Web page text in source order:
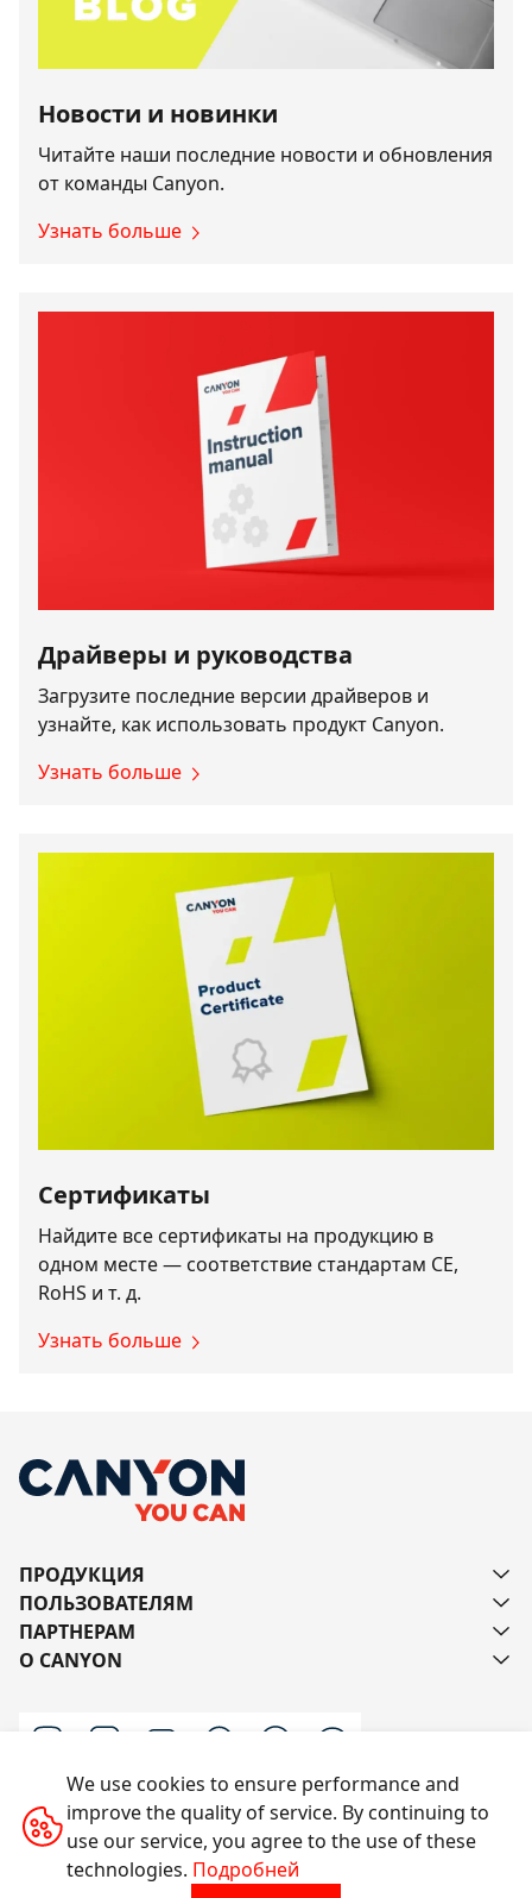
Драйверы и руководства
Загрузите последние версии драйверов и
узнайте, как использовать продукт Canyon.
Узнать больше
Новости и новинки
Читайте наши последние новости и обновления
от команды Canyon.
Узнать больше
Сертификаты
Найдите все сертификаты на продукцию в
одном месте — соответствие стандартам CE,
RoHS и т. д.
Узнать больше
ПРОДУКЦИЯ
ПОЛЬЗОВАТЕЛЯМ
ПАРТНЕРАМ
О CANYON
Напишите нам
We use cookies to ensure performance and
improve the quality of service. By continuing to
use our service, you agree to the use of these
technologies. Подробней